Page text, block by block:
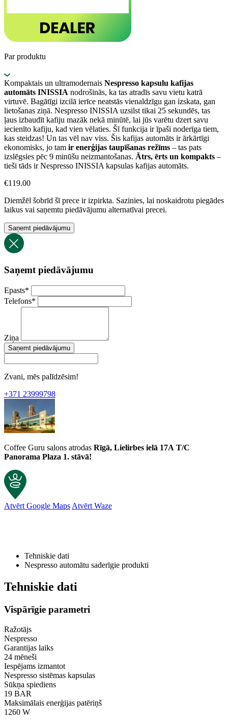
Par produktu
Kompaktais un ultramodernais Nespresso kapsulu kafijas
automāts INISSIA nodrošinās, ka tas atradīs savu vietu katrā
virtuvē. Bagātīgi izcilā ierīce neatstās vienaldzīgu gan izskata, gan
lietošanas ziņā. Nespresso INISSIA uzsilst tikai 25 sekundēs, tas
ļaus izbaudīt kafiju mazāk nekā minūtē, lai jūs varētu dzert savu
iecienīto kafiju, kad vien vēlaties. Šī funkcija ir īpaši noderīga tiem,
kas steidzas! Un tas vēl nav viss. Šis kafijas automāts ir ārkārtīgi
ekonomisks, jo tam ir enerģijas taupīšanas režīms – tas pats
izslēgsies pēc 9 minūšu neizmantošanas. Ātrs, ērts un kompakts –
tieši tāds ir Nespresso INISSIA kapsulas kafijas automāts.
€119.00
Diemžēl šobrīd šī prece ir izpirkta. Sazinies, lai noskaidrotu piegādes
laikus vai saņemtu piedāvājumu alternatīvai precei.
Saņemt piedāvājumu
Saņemt piedāvājumu
Epasts*
Telefons*
Ziņa
Saņemt piedāvājumu
Zvani, mēs palīdzēsim!
+371 23999798
Coffee Guru salons atrodas Rīgā, Lielirbes ielā 17A T/C
Panorama Plaza 1. stāvā!
Atvērt Google Maps Atvērt Waze
Tehniskie dati
Nespresso automātu saderīgie produkti
Tehniskie dati
Vispārīgie parametri
Ražotājs
Nespresso
Garantijas laiks
24 mēneši
Iespējams izmantot
Nespresso sistēmas kapsulas
Sūkņa spiediens
19 BAR
Maksimālais enerģijas patēriņš
1260 W